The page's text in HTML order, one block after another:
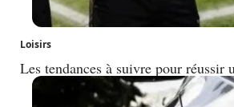
Loisirs
Les tendances à suivre pour réussir